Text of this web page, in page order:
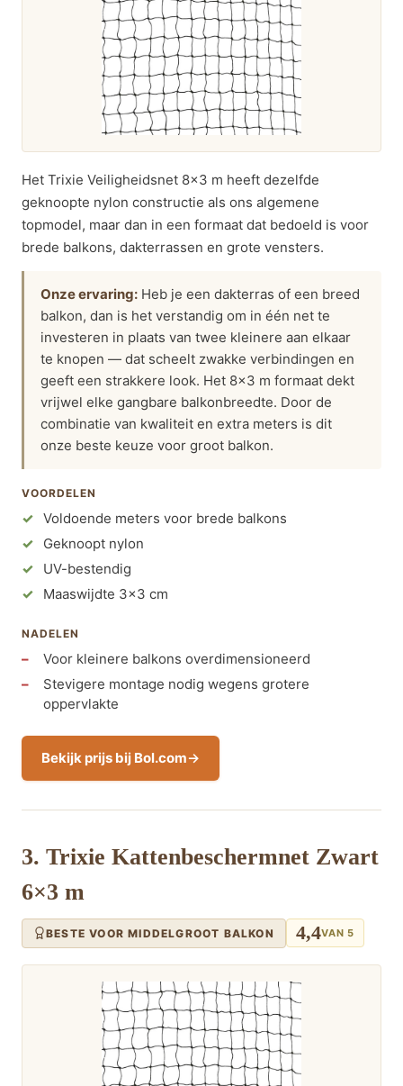
Het Trixie Veiligheidsnet 8×3 m heeft dezelfde
geknoopte nylon constructie als ons algemene
topmodel, maar dan in een formaat dat bedoeld is voor
brede balkons, dakterrassen en grote vensters.
Onze ervaring: Heb je een dakterras of een breed
balkon, dan is het verstandig om in één net te
investeren in plaats van twee kleinere aan elkaar
te knopen — dat scheelt zwakke verbindingen en
geeft een strakkere look. Het 8×3 m formaat dekt
vrijwel elke gangbare balkonbreedte. Door de
combinatie van kwaliteit en extra meters is dit
onze beste keuze voor groot balkon.
VOORDELEN
Voldoende meters voor brede balkons
Geknoopt nylon
UV-bestendig
Maaswijdte 3×3 cm
NADELEN
Voor kleinere balkons overdimensioneerd
Stevigere montage nodig wegens grotere
oppervlakte
Bekijk prijs bij Bol.com
3. Trixie Kattenbeschermnet Zwart
6×3 m
BESTE VOOR MIDDELGROOT BALKON 4,4VAN 5